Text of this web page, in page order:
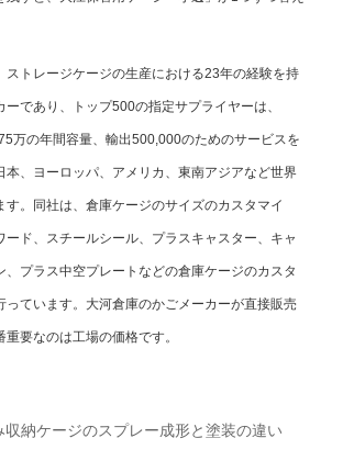
トレージケージの生産における23年の経験を持
ーであり、トップ500の指定サプライヤーは、
万の年間容量、輸出500,000のためのサービスを
本、ヨーロッパ、アメリカ、東南アジアなど世界
す。同社は、倉庫ケージのサイズのカスタマイ
ード、スチールシール、プラスキャスター、キャ
、プラス中空プレートなどの倉庫ケージのカスタ
っています。大河倉庫のかごメーカーが直接販売
重要なのは工場の価格です。
収納ケージのスプレー成形と塗装の違い